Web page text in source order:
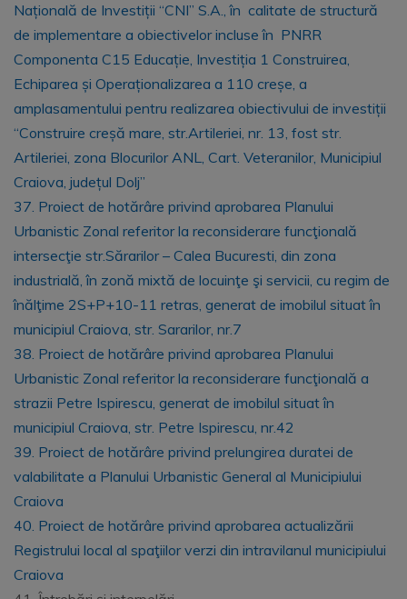
Națională de Investiții “CNI” S.A., în calitate de structură
de implementare a obiectivelor incluse în PNRR
Componenta C15 Educație, Investiția 1 Construirea,
Echiparea și Operaționalizarea a 110 creșe, a
amplasamentului pentru realizarea obiectivului de investiții
“Construire creșă mare, str.Artileriei, nr. 13, fost str.
Artileriei, zona Blocurilor ANL, Cart. Veteranilor, Municipiul
Craiova, județul Dolj”
37. Proiect de hotărâre privind aprobarea Planului
Urbanistic Zonal referitor la reconsiderare funcţională
intersecţie str.Sărarilor – Calea Bucuresti, din zona
industrială, în zonă mixtă de locuinţe şi servicii, cu regim de
înălţime 2S+P+10-11 retras, generat de imobilul situat în
municipiul Craiova, str. Sararilor, nr.7
38. Proiect de hotărâre privind aprobarea Planului
Urbanistic Zonal referitor la reconsiderare funcţională a
strazii Petre Ispirescu, generat de imobilul situat în
municipiul Craiova, str. Petre Ispirescu, nr.42
39. Proiect de hotărâre privind prelungirea duratei de
valabilitate a Planului Urbanistic General al Municipiului
Craiova
40. Proiect de hotărâre privind aprobarea actualizării
Registrului local al spaţiilor verzi din intravilanul municipiului
Craiova